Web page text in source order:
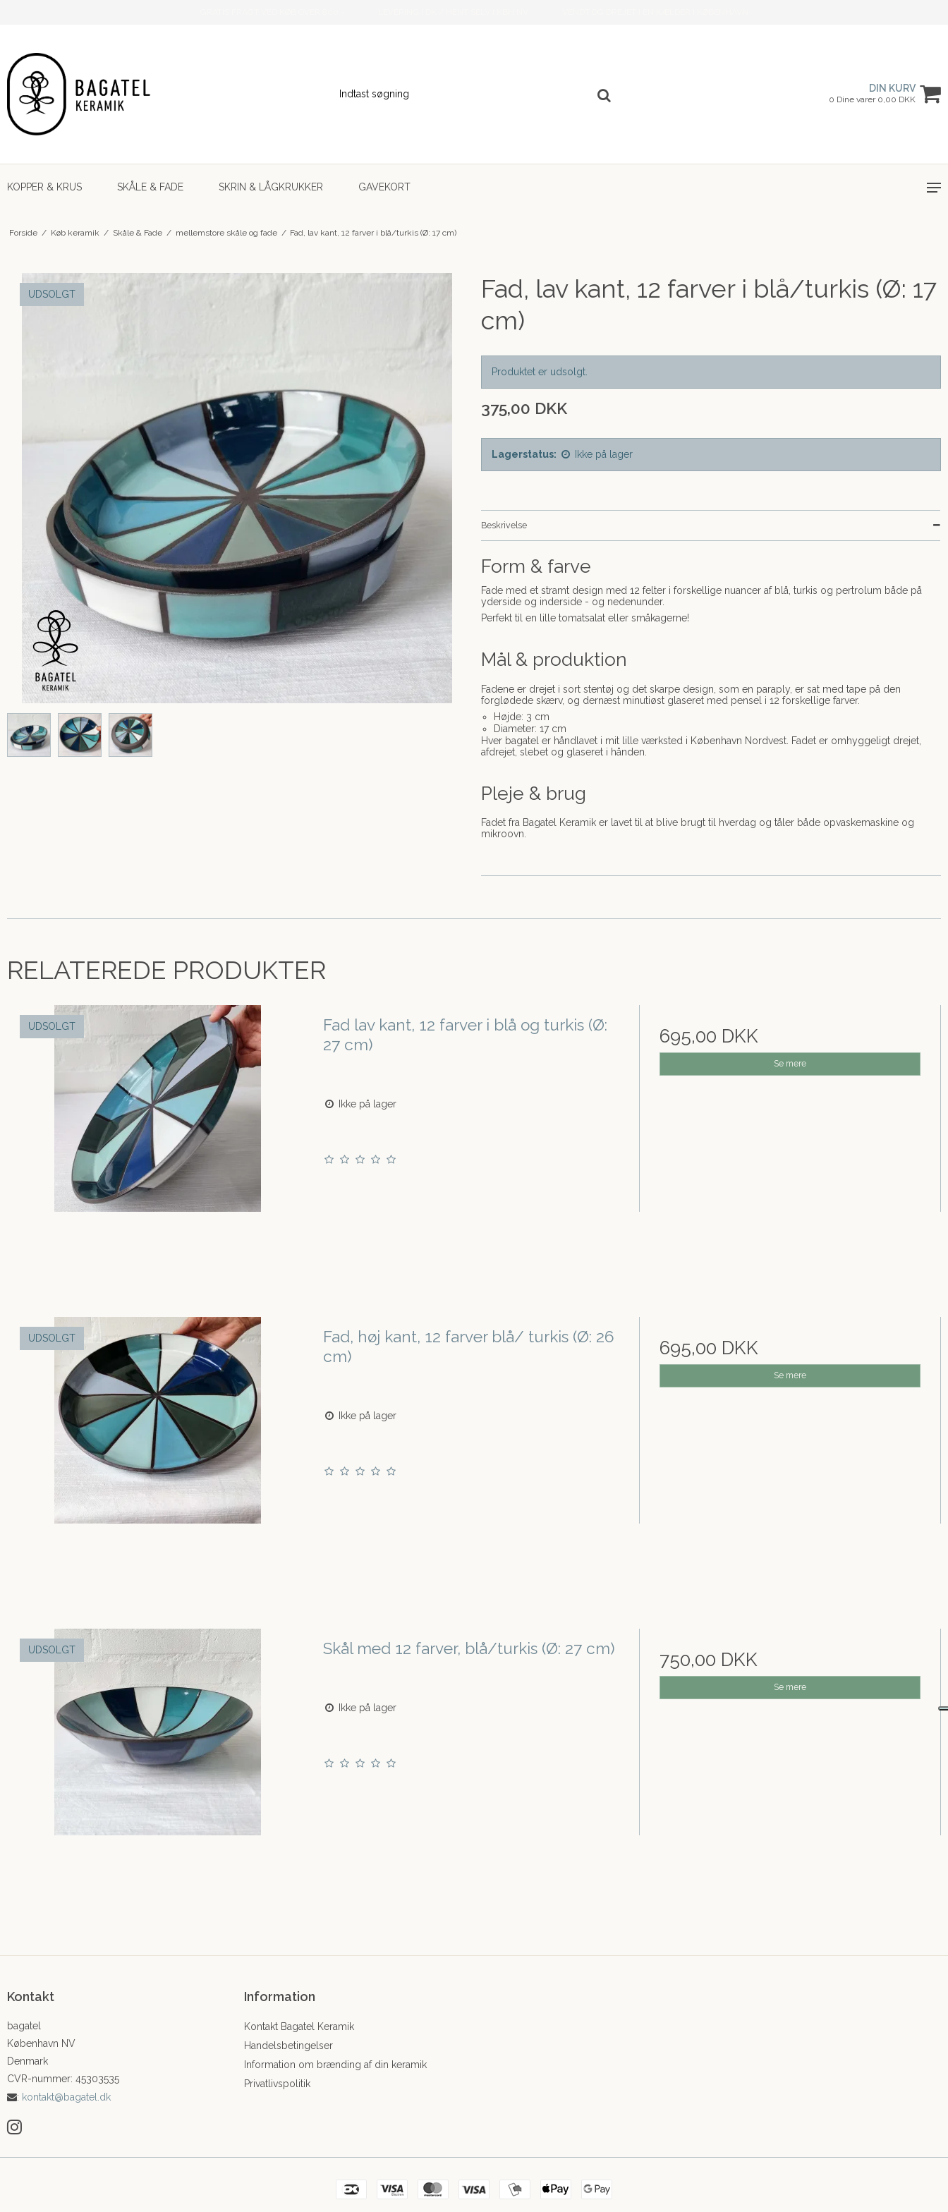
DIN KURV
0 Dine varer 0,00 DKK
KOPPER & KRUS SKÅLE & FADE SKRIN & LÅGKRUKKER GAVEKORT
Forside / Køb keramik / Skåle & Fade / mellemstore skåle og fade / Fad, lav kant, 12 farver i blå/turkis (Ø: 17 cm)
UDSOLGT
Fad, lav kant, 12 farver i blå/turkis (Ø: 17
cm)
Produktet er udsolgt.
375,00 DKK
Lagerstatus: Ikke på lager
Beskrivelse
Form & farve
Fade med et stramt design med 12 felter i forskellige nuancer af blå, turkis og pertrolum både på
yderside og inderside - og nedenunder.
Perfekt til en lille tomatsalat eller småkagerne!
Mål & produktion
Fadene er drejet i sort stentøj og det skarpe design, som en paraply, er sat med tape på den
forglødede skærv, og dernæst minutiøst glaseret med pensel i 12 forskellige farver.
Højde: 3 cm
Diameter: 17 cm
Hver bagatel er håndlavet i mit lille værksted i København Nordvest. Fadet er omhyggeligt drejet,
afdrejet, slebet og glaseret i hånden.
Pleje & brug
Fadet fra Bagatel Keramik er lavet til at blive brugt til hverdag og tåler både opvaskemaskine og
mikroovn.
RELATEREDE PRODUKTER
UDSOLGT
Fad lav kant, 12 farver i blå og turkis (Ø:
27 cm)
Ikke på lager
695,00 DKK
Se mere
UDSOLGT
Fad, høj kant, 12 farver blå/ turkis (Ø: 26
cm)
Ikke på lager
695,00 DKK
Se mere
UDSOLGT Skål med 12 farver, blå/turkis (Ø: 27 cm)
Ikke på lager
750,00 DKK
Se mere
Kontakt
bagatel
København NV
Denmark
CVR-nummer: 45303535
: kontakt@bagatel.dk
Information
Kontakt Bagatel Keramik
Handelsbetingelser
Information om brænding af din keramik
Privatlivspolitik